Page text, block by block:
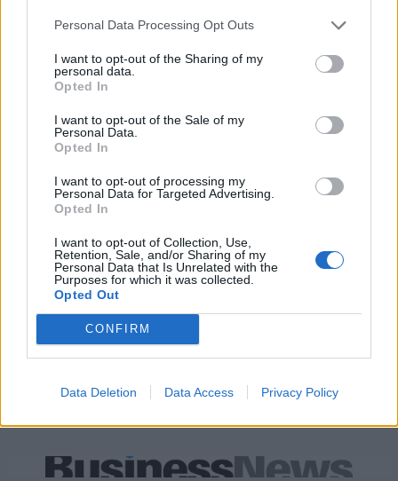
Personal Data Processing Opt Outs
I want to opt-out of the Sharing of my
personal data.
Opted In
I want to opt-out of the Sale of my
Personal Data.
Opted In
I want to opt-out of processing my
Personal Data for Targeted Advertising.
Opted In
I want to opt-out of Collection, Use,
Retention, Sale, and/or Sharing of my
Personal Data that Is Unrelated with the
Purposes for which it was collected.
Opted Out
CONFIRM
Data Deletion Data Access Privacy Policy
Πήρε τον Αλέρικ Φρίμαν ο Βίκος Ιωαννίνων
Στους Ντένβερ Νάγκετς ο Λόνι
εξάμηνο, στα 550 εκατ. ευρώ –
Καθαρά κέρδη 313 εκατ. ευρώ.
HELLENiQ ENERGY: Κέρδη 393 εκατ. ευρώ στο α' εξάμηνο – Στα 734
εκατ. ευρώ τα EBITDA
ο τζίρος στο α' εξάμηνο, στα 4,3